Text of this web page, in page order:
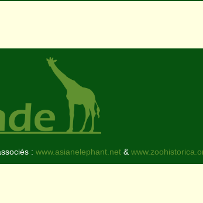
: www.asianelephant.net&